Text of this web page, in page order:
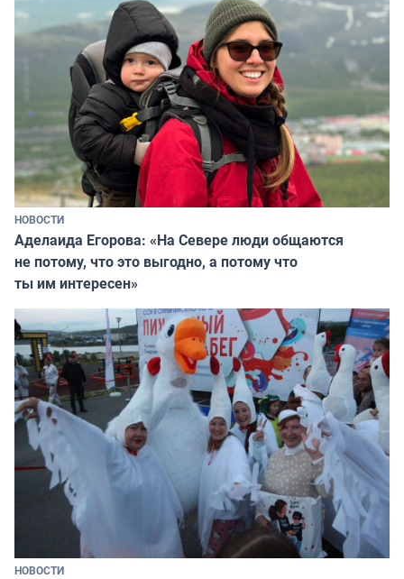
НОВОСТИ
Аделаида Егорова: «На Севере люди общаются
не потому, что это выгодно, а потому что
ты им интересен»
НОВОСТИ